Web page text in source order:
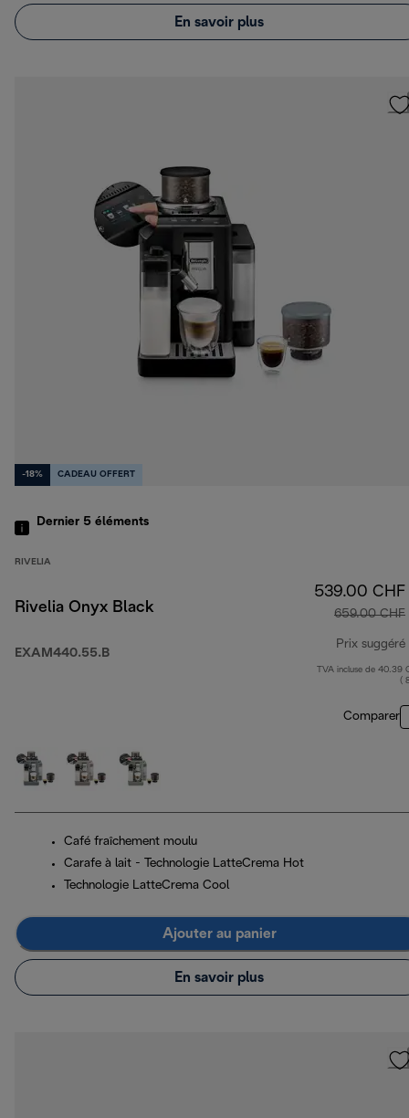
En savoir plus
-18% CADEAU OFFERT
Dernier 5 éléments
RIVELIA
Rivelia Onyx Black
EXAM440.55.B
539.00 CHF
659.00 CHF
Prix suggéré
TVA incluse de 40.39
(
Comparer
Café fraîchement moulu
Carafe à lait - Technologie LatteCrema Hot
Technologie LatteCrema Cool
Ajouter au panier
En savoir plus